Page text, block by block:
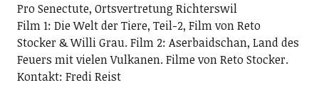
Pro Senectute, Ortsvertretung Richterswil
Film 1: Die Welt der Tiere, Teil-2, Film von Reto
Stocker & Willi Grau. Film 2: Aserbaidschan, Land des
Feuers mit vielen Vulkanen. Filme von Reto Stocker.
Kontakt: Fredi Reist